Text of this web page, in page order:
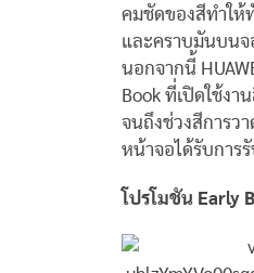
คมชัดของสีทำให้
และคราบมันบนจ
นอกจากนี้
Book ที่เปิดใช้ง
จนถึงช่วงสีการว
หน้าจอได้รับการ
โปรโมชัน Early